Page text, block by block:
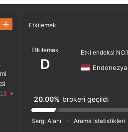
Etkilemek
Etkilemek
D
Etki endeksi NO.1
Endonezya
20.00% brokeri geçildi
Sergi Alanı Arama İstatistikleri